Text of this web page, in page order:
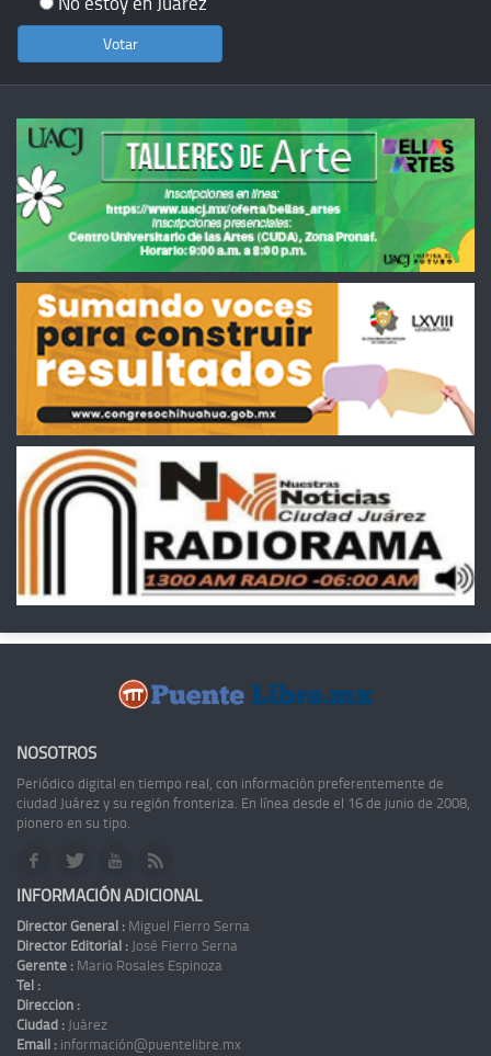
NOSOTROS
Periódico digital en tiempo real, con información preferentemente de
ciudad Juárez y su región fronteriza. En línea desde el 16 de junio de 2008,
pionero en su tipo.
INFORMACIÓN ADICIONAL
Director General : Miguel Fierro Serna
Director Editorial : José Fierro Serna
Gerente : Mario Rosales Espinoza
Tel :
Dirección :
Ciudad : Juárez
Email : información@puentelibre.mx